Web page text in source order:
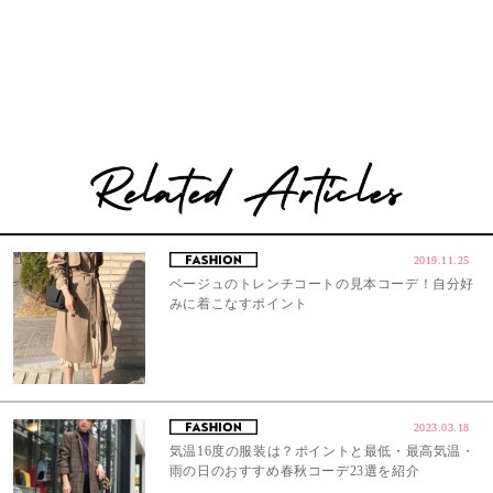
2019.11.25
ベージュのトレンチコートの見本コーデ！自分好
みに着こなすポイント
2023.03.18
気温16度の服装は？ポイントと最低・最高気温・
雨の日のおすすめ春秋コーデ23選を紹介